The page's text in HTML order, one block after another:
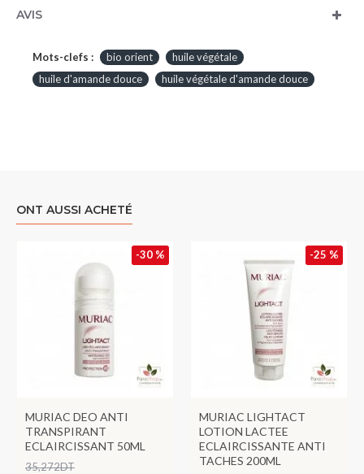
AVIS
Mots-clefs : bio orient
huile végétale
huile d'amande douce
huile végétale d'amande douce
ONT AUSSI ACHETÉ
-30 %
MURIAC DEO ANTI
TRANSPIRANT
ECLAIRCISSANT 50ML
35,272DT
-25 %
MURIAC LIGHTACT
LOTION LACTEE
ECLAIRCISSANTE ANTI
TACHES 200ML